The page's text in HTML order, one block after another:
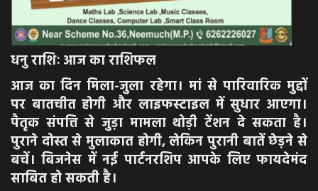
धनु राशिः आज का राशिफल
आज का दिन मिला-जुला रहेगा। मां से पारिवारिक मुद्दों
पर बातचीत होगी और लाइफस्टाइल में सुधार आएगा।
पैतृक संपत्ति से जुड़ा मामला थोड़ी टेंशन दे सकता है।
पुराने दोस्त से मुलाकात होगी, लेकिन पुरानी बातें छेड़ने से
बचें। बिजनेस में नई पार्टनरशिप आपके लिए फायदेमंद
साबित हो सकती है।